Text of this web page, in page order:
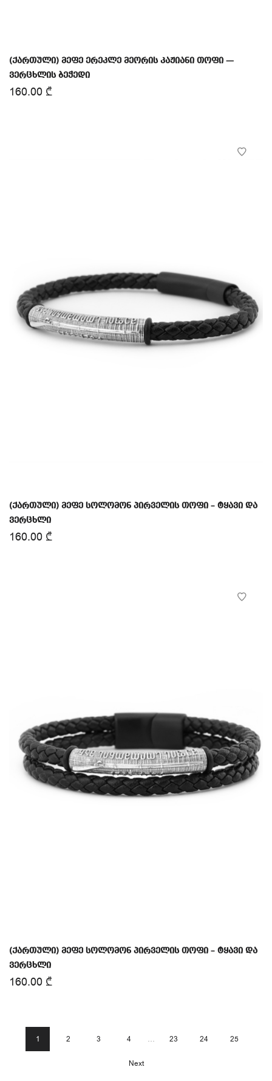
(ქართული) მეფე ერეკლე მეორის კაჟიანი თოფი —
ვერცხლის ბეჭედი
160.00 ₾
(ქართული) მეფე სოლომონ პირველის თოფი – ტყავი და
ვერცხლი
160.00 ₾
(ქართული) მეფე სოლომონ პირველის თოფი – ტყავი და
ვერცხლი
160.00 ₾
1 2 3 4 … 23 24 25
Next